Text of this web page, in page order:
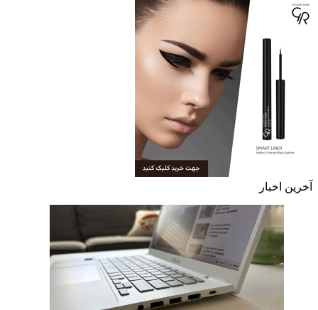
آخرین اخبار